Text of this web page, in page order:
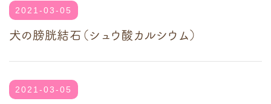
2021-03-05
犬の膀胱結石（シュウ酸カルシウム）
2021-03-05